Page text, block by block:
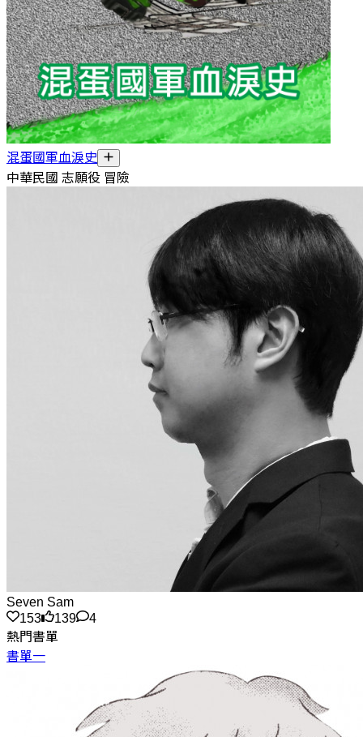
混蛋國軍血淚史
中華民國 志願役 冒險
Seven Sam
153
139
4
熱門書單
書單一